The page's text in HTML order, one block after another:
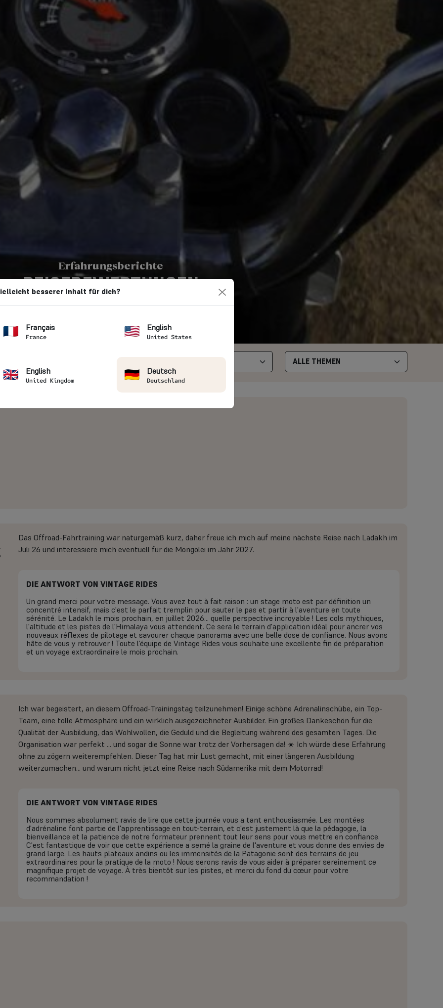
Erfahrungsberichte
REISEBEWERTUNGEN
Das Offroad-Fahrtraining war naturgemäß kurz, daher freue ich mich auf meine nächste Reise nach Ladakh im
Juli 26 und interessiere mich eventuell für die Mongolei im Jahr 2027.
DIE ANTWORT VON VINTAGE RIDES
Un grand merci pour votre message. Vous avez tout à fait raison : un stage moto est par définition un
concentré intensif, mais c'est le parfait tremplin pour sauter le pas et partir à l'aventure en toute
sérénité. Le Ladakh le mois prochain, en juillet 2026... quelle perspective incroyable ! Les cols mythiques,
l'altitude et les pistes de l'Himalaya vous attendent. Ce sera le terrain d'application idéal pour ancrer vos
nouveaux réflexes de pilotage et savourer chaque panorama avec une belle dose de confiance. Nous avons
hâte de vous y retrouver ! Toute l’équipe de Vintage Rides vous souhaite une excellente fin de préparation
et un voyage extraordinaire le mois prochain.
Ich war begeistert, an diesem Offroad-Trainingstag teilzunehmen! Einige schöne Adrenalinschübe, ein Top-
Team, eine tolle Atmosphäre und ein wirklich ausgezeichneter Ausbilder. Ein großes Dankeschön für die
Qualität der Ausbildung, das Wohlwollen, die Geduld und die Begleitung während des gesamten Tages. Die
Organisation war perfekt ... und sogar die Sonne war trotz der Vorhersagen da! ☀️ Ich würde diese Erfahrung
ohne zu zögern weiterempfehlen. Dieser Tag hat mir Lust gemacht, mit einer längeren Ausbildung
weiterzumachen... und warum nicht jetzt eine Reise nach Südamerika mit dem Motorrad!
DIE ANTWORT VON VINTAGE RIDES
Nous sommes absolument ravis de lire que cette journée vous a tant enthousiasmée. Les montées
d'adrénaline font partie de l'apprentissage en tout-terrain, et c'est justement là que la pédagogie, la
bienveillance et la patience de notre formateur prennent tout leur sens pour vous mettre en confiance.
C'est fantastique de voir que cette expérience a semé la graine de l'aventure et vous donne des envies de
grand large. Les hauts plateaux andins ou les immensités de la Patagonie sont des terrains de jeu
extraordinaires pour la pratique de la moto ! Nous serons ravis de vous aider à préparer sereinement ce
magnifique projet de voyage. À très bientôt sur les pistes, et merci du fond du cœur pour votre
recommandation !
besserer Inhalt für dich?
Français
France
English
United States
English
United Kingdom
Deutsch
Deutschland